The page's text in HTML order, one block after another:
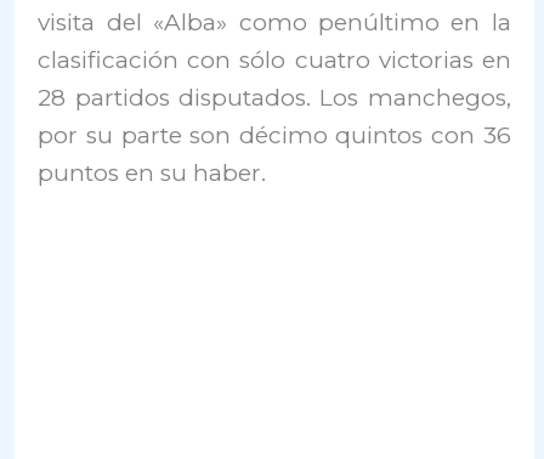
visita del «Alba» como penúltimo en la
clasificación con sólo cuatro victorias en
28 partidos disputados. Los manchegos,
por su parte son décimo quintos con 36
puntos en su haber.